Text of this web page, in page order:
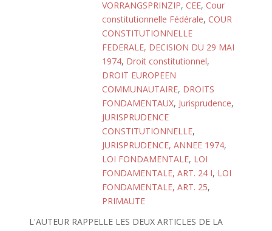
VORRANGSPRINZIP, CEE, Cour
constitutionnelle Fédérale, COUR
CONSTITUTIONNELLE
FEDERALE, DECISION DU 29 MAI
1974, Droit constitutionnel,
DROIT EUROPEEN
COMMUNAUTAIRE, DROITS
FONDAMENTAUX, Jurisprudence,
JURISPRUDENCE
CONSTITUTIONNELLE,
JURISPRUDENCE, ANNEE 1974,
LOI FONDAMENTALE, LOI
FONDAMENTALE, ART. 24 I, LOI
FONDAMENTALE, ART. 25,
PRIMAUTE
L'AUTEUR RAPPELLE LES DEUX ARTICLES DE LA